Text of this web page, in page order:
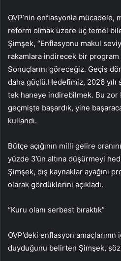
OVP’nin enflasyonla mücadele,
reform olmak üzere üç temel
Şimşek, “Enflasyonu makul
rakamlara indirecek bir
Sonuçlarını göreceğiz. Geçiş
daha güçlü.Hedefimiz, 2026
tek haneye indirebilmek. Bu zor
geçmişte başardık, yine
kullandı.
Bütçe açığının milli gelire
yüzde 3’ün altına düşürmeyi
Şimşek, dış kaynaklar ayağını
olarak gördüklerini açıkladı.
“Kuru olanı serbest bıraktık”
OVP’deki enflasyon amaçlarının
duyduğunu belirten Şimşek,